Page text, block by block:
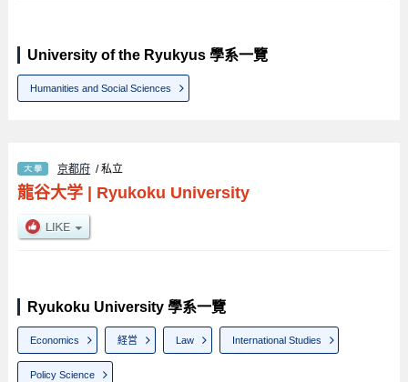
University of the Ryukyus 學系一覽
Humanities and Social Sciences
京都府 / 私立
龍谷大学| Ryukoku University
Ryukoku University 學系一覽
Economics 経営 Law International Studies
Policy Science